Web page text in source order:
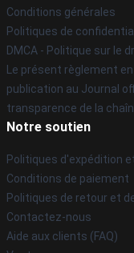
Conditions générales
Politiques de
DMCA - Politique sur le
Le présent règlement
publication au Journal
transparence de la
Notre soutien
Politiques d'expédition
Conditions de paiement
Politiques de retour et
Contactez-nous
Aide aux clients (FAQ)